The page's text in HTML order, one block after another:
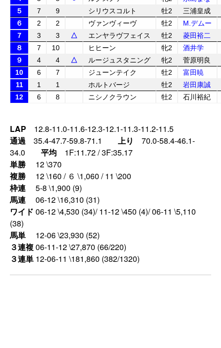
５
7 9 シリウスコルト 牡2
三浦皇成
６
2 2 ヴァンヴィーヴ 牡2
M.デムー
７
3 3 △ エンヤラヴフェイス 牡2
菱田裕二
８
7 10 ヒヒーン 牝2
酒井学
９
4 4 △ ルージュスタニング 牝2
菅原明良
10
6 7 ジューンテイク 牡2
富田暁
11
1 1 ホルトバージ 牡2
岩田康誠
12
6 8 ニシノクラウン 牡2 石川裕紀
LAP 12.8-11.0-11.6-12.3-12.1-11.3-11.2-11.5
通過 35.4-47.7-59.8-71.1 上り 70.0-58.4-46.1-
34.0 平均 1F:11.72 / 3F:35.17
単勝
12 \370
複勝
12 \160 / ６ \1,060 / 11 \200
枠連
5-8 \1,900 (9)
馬連
06-12 \16,310 (31)
ワイド 06-12 \4,530 (34)/ 11-12 \450 (4)/ 06-11 \5,110
(38)
馬単
12-06 \23,930 (52)
３連複06-11-12 \27,870 (66/220)
３連単 12-06-11 \181,860 (382/1320)